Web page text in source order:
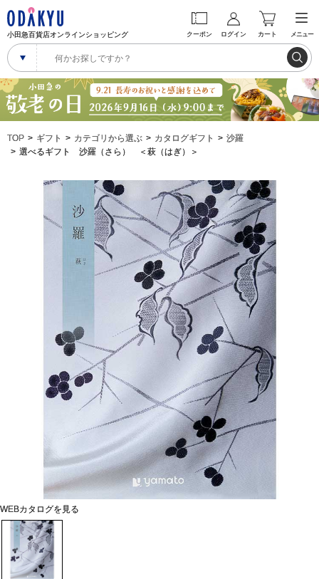
小田急百貨店オンラインショッピング クーポン ログイン カート メニュー
TOP ギフト カテゴリから選ぶ カタログギフト
沙羅
選べるギフト 沙羅（さら） ＜萩（はぎ）＞
WEBカタログを見る